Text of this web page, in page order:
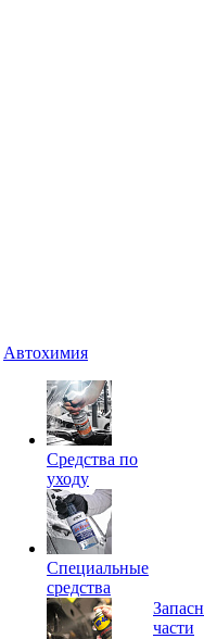
Автохимия
Средства по
уходу
Специальные
средства
части